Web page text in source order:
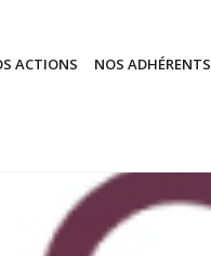
ACTIONS NOS ADHÉRENTS